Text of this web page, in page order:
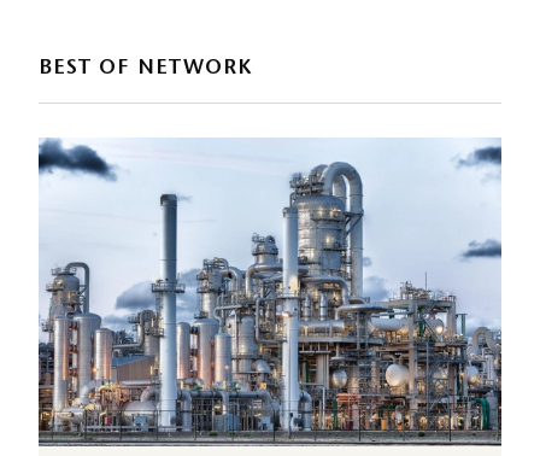
BEST OF NETWORK